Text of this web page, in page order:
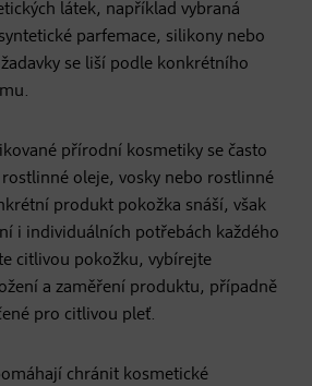
látek, například vybraná
parfemace, silikony nebo
se liší podle konkrétního
přírodní kosmetiky se často
oleje, vosky nebo rostlinné
produkt pokožka snáší, však
i individuálních potřebách každého
citlivou pokožku, vybírejte
a zaměření produktu, případně
pro citlivou pleť.
chránit kosmetické